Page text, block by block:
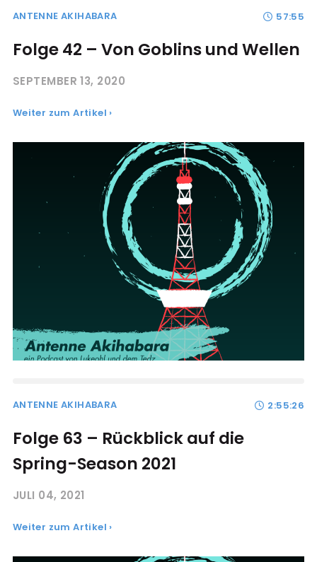
ANTENNE AKIHABARA 57:55
Folge 42 – Von Goblins und Wellen
SEPTEMBER 13, 2020
Weiter zum Artikel ›
ANTENNE AKIHABARA 2:55:26
Folge 63 – Rückblick auf die
Spring-Season 2021
JULI 04, 2021
Weiter zum Artikel ›